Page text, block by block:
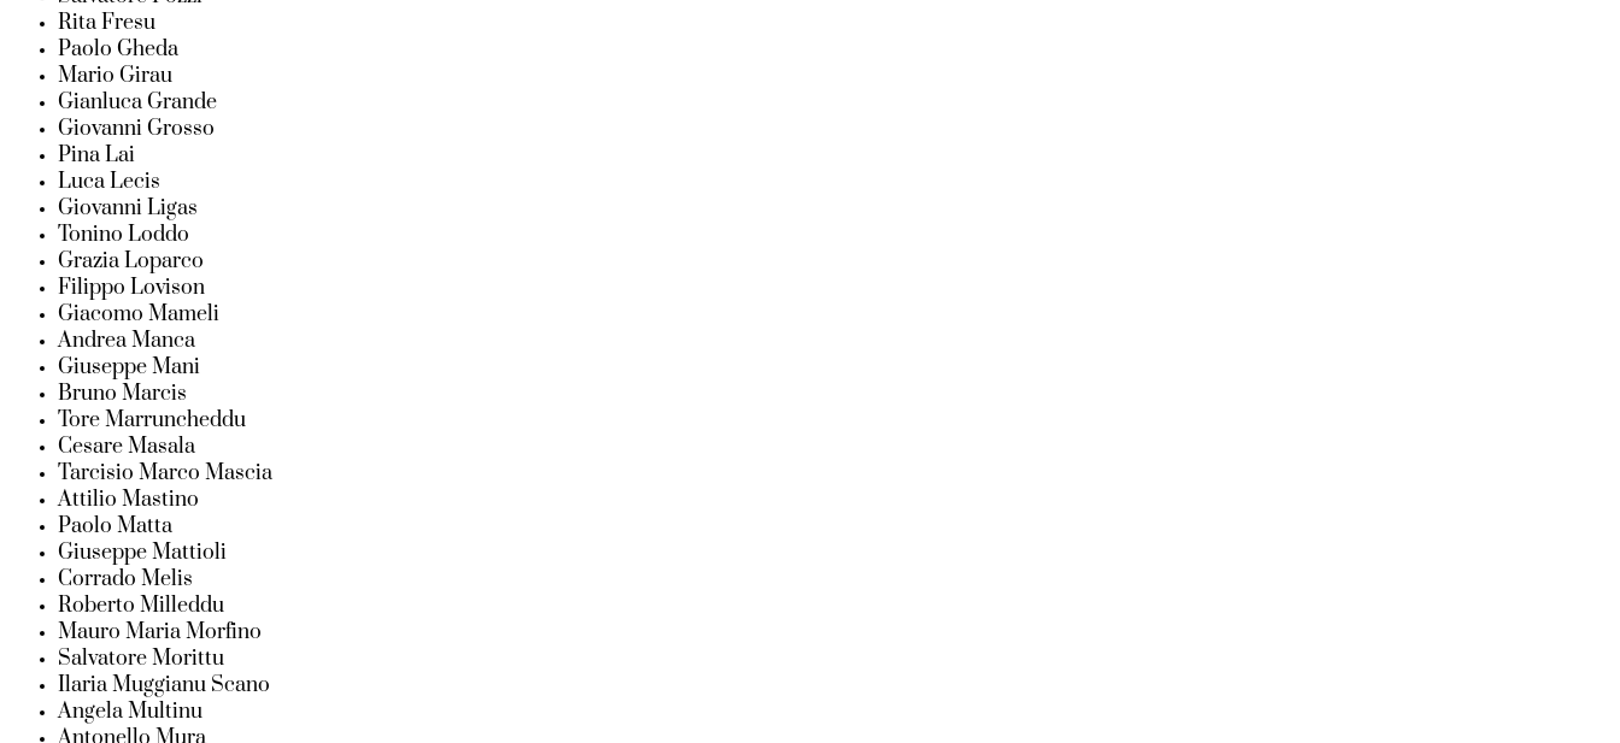
Rita Fresu
Paolo Gheda
Mario Girau
Gianluca Grande
Giovanni Grosso
Pina Lai
Luca Lecis
Giovanni Ligas
Tonino Loddo
Grazia Loparco
Filippo Lovison
Giacomo Mameli
Andrea Manca
Giuseppe Mani
Bruno Marcis
Tore Marruncheddu
Cesare Masala
Tarcisio Marco Mascia
Attilio Mastino
Paolo Matta
Giuseppe Mattioli
Corrado Melis
Roberto Milleddu
Mauro Maria Morfino
Salvatore Morittu
Ilaria Muggianu Scano
Angela Multinu